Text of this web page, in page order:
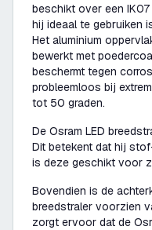
beschikt over een
hij ideaal te gebruiken
Het aluminium
bewerkt met
beschermt tegen
probleemloos bij
tot 50 graden.
De Osram LED
Dit betekent dat hij
is deze geschikt voor
Bovendien is de
breedstraler voorzien
zorgt ervoor dat de